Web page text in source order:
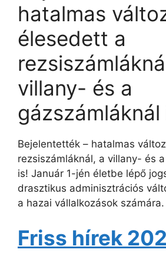
hatalmas
élesedett a
villany- és a
gázszámláknál
Bejelentették – hatalmas
rezsiszámláknál, a villany- és
is! Január 1-jén életbe lépő
drasztikus adminisztrációs
a hazai vállalkozások számára.
Friss hírek